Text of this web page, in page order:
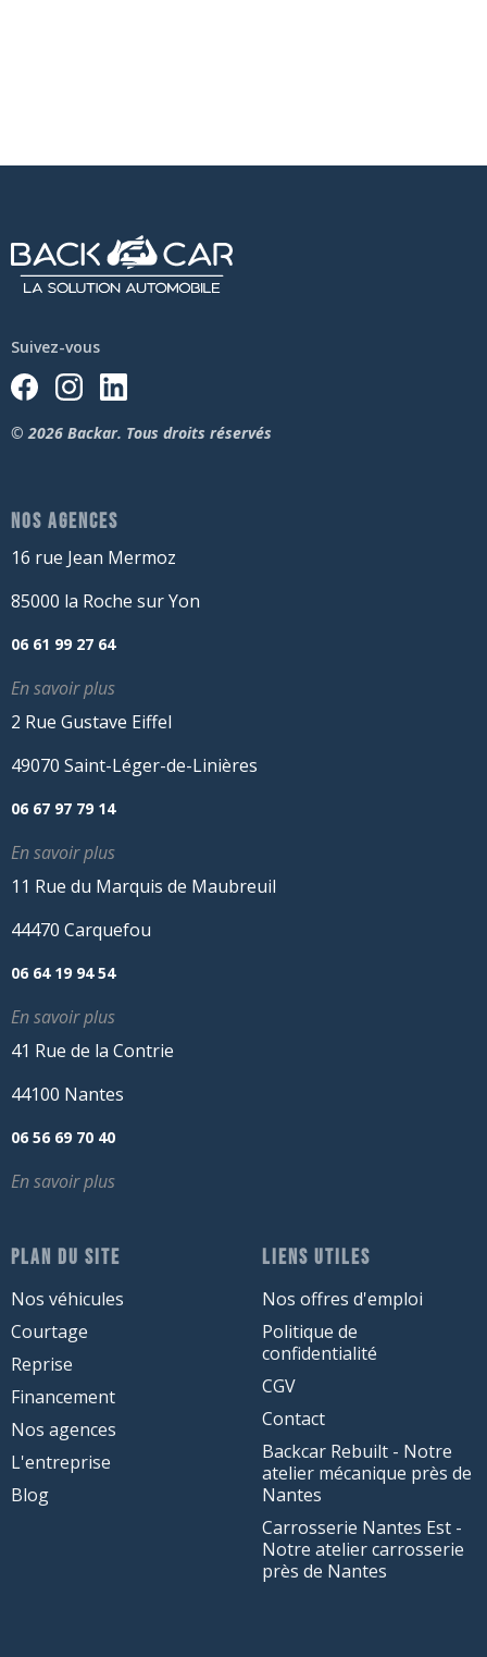
Suivez-vous
© 2026 Backar. Tous droits réservés
NOS AGENCES
16 rue Jean Mermoz
85000 la Roche sur Yon
06 61 99 27 64
En savoir plus
2 Rue Gustave Eiffel
49070 Saint-Léger-de-Linières
06 67 97 79 14
En savoir plus
11 Rue du Marquis de Maubreuil
44470 Carquefou
06 64 19 94 54
En savoir plus
41 Rue de la Contrie
44100 Nantes
06 56 69 70 40
En savoir plus
PLAN DU SITE
Nos véhicules
Courtage
Reprise
Financement
Nos agences
L'entreprise
Blog
LIENS UTILES
Nos offres d'emploi
Politique de
confidentialité
CGV
Contact
Backcar Rebuilt - Notre
atelier mécanique près de
Nantes
Carrosserie Nantes Est -
Notre atelier carrosserie
près de Nantes